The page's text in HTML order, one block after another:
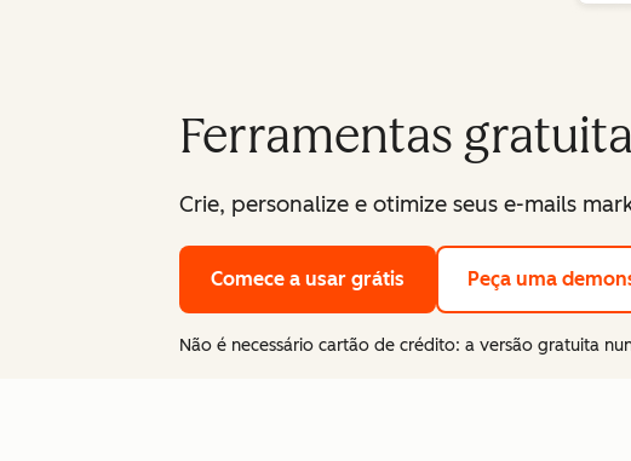
Ferramentas
Crie, personalize e otimize seus e-mails
Comece a usar grátis Peça uma
Não é necessário cartão de crédito: a versão gratuita